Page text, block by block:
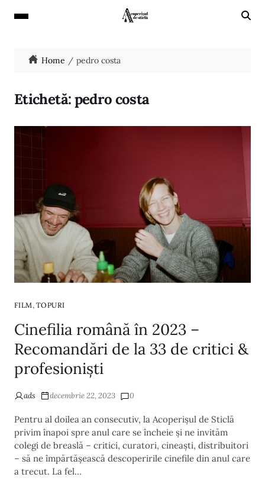
Home pedro costa
Etichetă:pedro costa
FILM, TOPURI
Cinefilia română în 2023 –
Recomandări de la 33 de critici &
profesioniști
ads decembrie 22, 2023 0
Pentru al doilea an consecutiv, la Acoperișul de Sticlă
privim înapoi spre anul care se încheie și ne invităm
colegi de breaslă – critici, curatori, cineaști, distribuitori
– să ne împărtășească descoperirile cinefile din anul care
a trecut. La fel…